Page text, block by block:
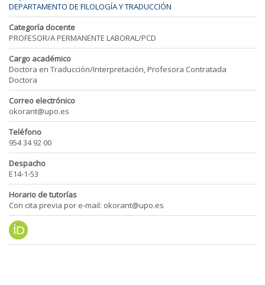
DEPARTAMENTO DE FILOLOGÍA Y TRADUCCIÓN
Categoría docente
PROFESOR/A PERMANENTE LABORAL/PCD
Cargo académico
Doctora en Traducción/Interpretación, Profesora Contratada
Doctora
Correo electrónico
okorant@upo.es
Teléfono
954 34 92 00
Despacho
E14-1-53
Horario de tutorías
Con cita previa por e-mail: okorant@upo.es